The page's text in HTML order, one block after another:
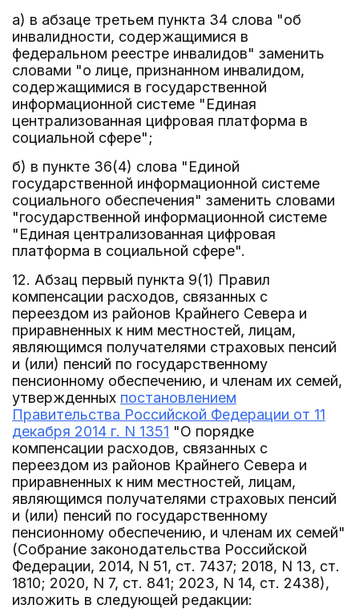
а) в абзаце третьем пункта 34 слова "об
инвалидности, содержащимися в
федеральном реестре инвалидов" заменить
словами "о лице, признанном инвалидом,
содержащимися в государственной
информационной системе "Единая
централизованная цифровая платформа в
социальной сфере";
б) в пункте 36(4) слова "Единой
государственной информационной системе
социального обеспечения" заменить словами
"государственной информационной системе
"Единая централизованная цифровая
платформа в социальной сфере".
12. Абзац первый пункта 9(1) Правил
компенсации расходов, связанных с
переездом из районов Крайнего Севера и
приравненных к ним местностей, лицам,
являющимся получателями страховых пенсий
и (или) пенсий по государственному
пенсионному обеспечению, и членам их семей,
утвержденных постановлением
Правительства Российской Федерации от 11
декабря 2014 г. N 1351 "О порядке
компенсации расходов, связанных с
переездом из районов Крайнего Севера и
приравненных к ним местностей, лицам,
являющимся получателями страховых пенсий
и (или) пенсий по государственному
пенсионному обеспечению, и членам их семей"
(Собрание законодательства Российской
Федерации, 2014, N 51, ст. 7437; 2018, N 13, ст.
1810; 2020, N 7, ст. 841; 2023, N 14, ст. 2438),
изложить в следующей редакции: